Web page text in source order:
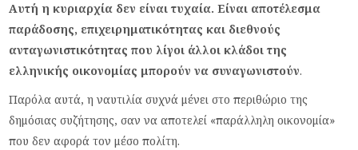
Αυτή η κυριαρχία δεν είναι τυχαία. Είναι αποτέλεσμα
παράδοσης, επιχειρηματικότητας και διεθνούς
ανταγωνιστικότητας που λίγοι άλλοι κλάδοι της
ελληνικής οικονομίας μπορούν να συναγωνιστούν.
Παρόλα αυτά, η ναυτιλία συχνά μένει στο περιθώριο της
δημόσιας συζήτησης, σαν να αποτελεί «παράλληλη οικονομία»
που δεν αφορά τον μέσο πολίτη.